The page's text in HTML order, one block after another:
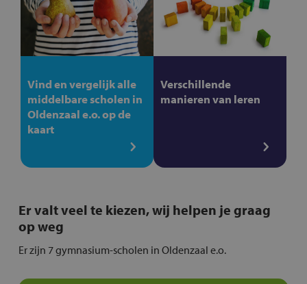
Vind en vergelijk alle
middelbare scholen in
Oldenzaal e.o. op de
kaart
Verschillende
manieren van leren
Er valt veel te kiezen, wij helpen je graag
op weg
Er zijn 7 gymnasium-scholen in Oldenzaal e.o.